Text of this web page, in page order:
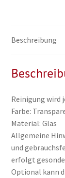
Beschreibung
Reinigung wird
Farbe:
Material: Glas
Allgemeine
und
erfolgt
Optional kann